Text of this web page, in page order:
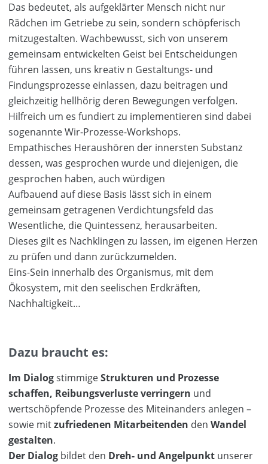
Das bedeutet, als aufgeklärter Mensch nicht nur
Rädchen im Getriebe zu sein, sondern schöpferisch
mitzugestalten. Wachbewusst, sich von unserem
gemeinsam entwickelten Geist bei Entscheidungen
führen lassen, uns kreativ n Gestaltungs- und
Findungsprozesse einlassen, dazu beitragen und
gleichzeitig hellhörig deren Bewegungen verfolgen.
Hilfreich um es fundiert zu implementieren sind dabei
sogenannte Wir-Prozesse-Workshops.
Empathisches Heraushören der innersten Substanz
dessen, was gesprochen wurde und diejenigen, die
gesprochen haben, auch würdigen
Aufbauend auf diese Basis lässt sich in einem
gemeinsam getragenen Verdichtungsfeld das
Wesentliche, die Quintessenz, herausarbeiten.
Dieses gilt es Nachklingen zu lassen, im eigenen Herzen
zu prüfen und dann zurückzumelden.
Eins-Sein innerhalb des Organismus, mit dem
Ökosystem, mit den seelischen Erdkräften,
Nachhaltigkeit…
Dazu braucht es:
Im DialogstimmigeStrukturen und Prozesse
schaffen, Reibungsverluste verringern und
wertschöpfende Prozesse des Miteinanders anlegen –
sowie mitzufriedenen Mitarbeitenden den Wandel
gestalten.
Der Dialog bildet den Dreh- und Angelpunkt unserer